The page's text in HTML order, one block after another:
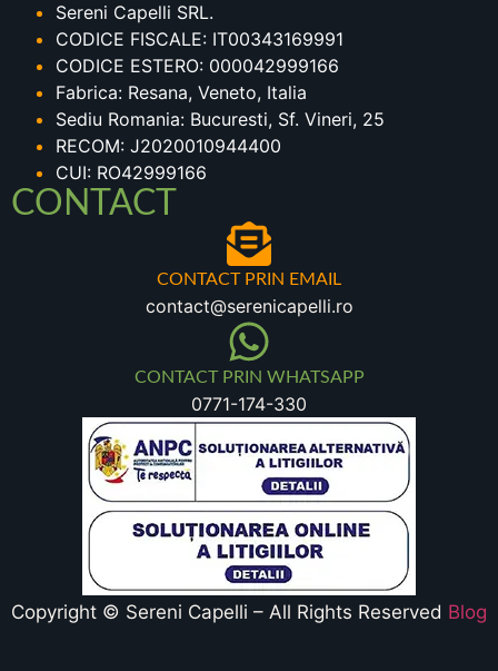
Sereni Capelli SRL.
CODICE FISCALE: IT00343169991
CODICE ESTERO: 000042999166
Fabrica: Resana, Veneto, Italia
Sediu Romania: Bucuresti, Sf. Vineri, 25
RECOM: J2020010944400
CUI: RO42999166
CONTACT
CONTACT PRIN EMAIL
contact@serenicapelli.ro
CONTACT PRIN WHATSAPP
0771-174-330
Copyright © Sereni Capelli – All Rights Reserved Blog